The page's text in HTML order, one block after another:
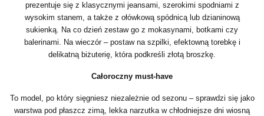
prezentuje się z klasycznymi jeansami, szerokimi spodniami z
wysokim stanem, a także z ołówkową spódnicą lub dzianinową
sukienką. Na co dzień zestaw go z mokasynami, botkami czy
balerinami. Na wieczór – postaw na szpilki, efektowną torebkę i
delikatną biżuterię, która podkreśli złotą broszkę.
Całoroczny must-have
To model, po który sięgniesz niezależnie od sezonu – sprawdzi się jako
warstwa pod płaszcz zimą, lekka narzutka w chłodniejsze dni wiosną